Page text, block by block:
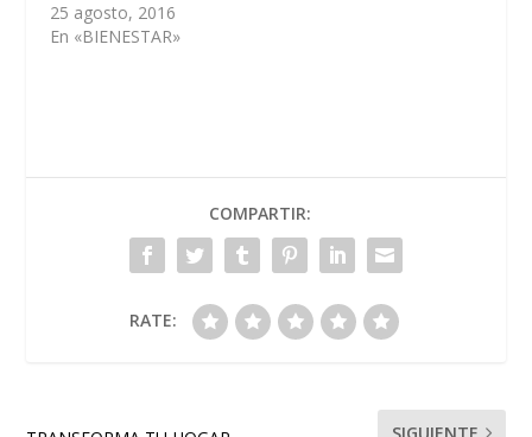
25 agosto, 2016
En «BIENESTAR»
COMPARTIR:
RATE: